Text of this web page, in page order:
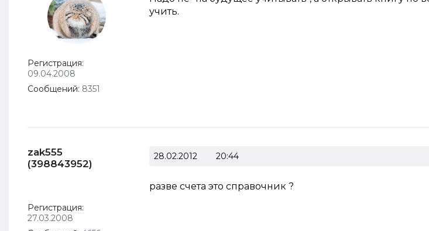
Регистрация:
09.04.2008
Сообщений: 8351
учить.
zak555
(398843952)
Регистрация:
27.03.2008
28.02.2012 20:44
разве счета это справочник ?